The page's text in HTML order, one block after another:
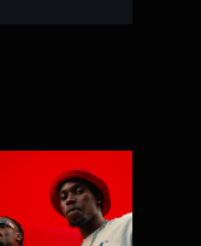
Nseven 7 –
Quai 54